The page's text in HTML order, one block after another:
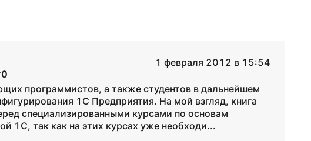
1 февраля 2012 в 15:54
0
программистов, а также студентов в дальнейшем
1С Предприятия. На мой взгляд, книга
специализированными курсами по основам
1С, так как на этих курсах уже необходи...